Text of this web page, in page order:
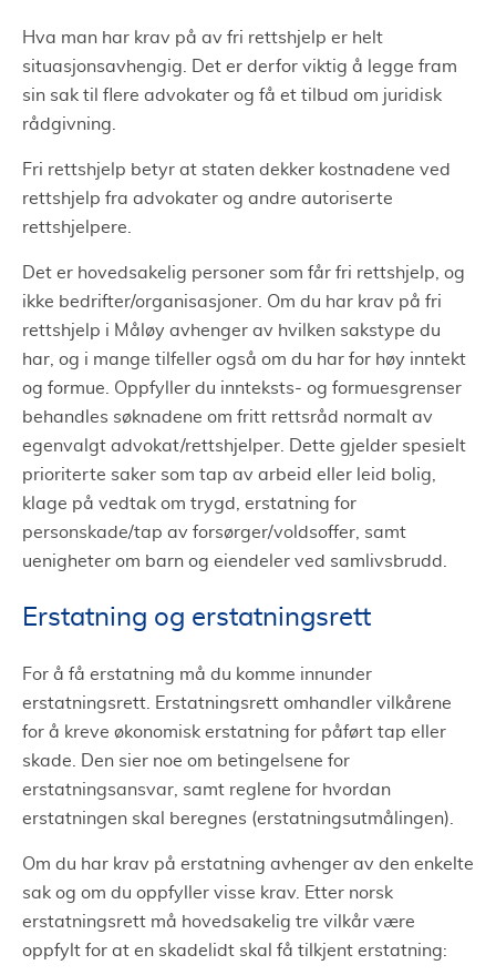
Hva man har krav på av fri rettshjelp er helt
situasjonsavhengig. Det er derfor viktig å legge fram
sin sak til flere advokater og få et tilbud om juridisk
rådgivning.
Fri rettshjelp betyr at staten dekker kostnadene ved
rettshjelp fra advokater og andre autoriserte
rettshjelpere.
Det er hovedsakelig personer som får fri rettshjelp, og
ikke bedrifter/organisasjoner. Om du har krav på fri
rettshjelp i Måløy avhenger av hvilken sakstype du
har, og i mange tilfeller også om du har for høy inntekt
og formue. Oppfyller du innteksts- og formuesgrenser
behandles søknadene om fritt rettsråd normalt av
egenvalgt advokat/rettshjelper. Dette gjelder spesielt
prioriterte saker som tap av arbeid eller leid bolig,
klage på vedtak om trygd, erstatning for
personskade/tap av forsørger/voldsoffer, samt
uenigheter om barn og eiendeler ved samlivsbrudd.
Erstatning og erstatningsrett
For å få erstatning må du komme innunder
erstatningsrett. Erstatningsrett omhandler vilkårene
for å kreve økonomisk erstatning for påført tap eller
skade. Den sier noe om betingelsene for
erstatningsansvar, samt reglene for hvordan
erstatningen skal beregnes (erstatningsutmålingen).
Om du har krav på erstatning avhenger av den enkelte
sak og om du oppfyller visse krav. Etter norsk
erstatningsrett må hovedsakelig tre vilkår være
oppfylt for at en skadelidt skal få tilkjent erstatning: